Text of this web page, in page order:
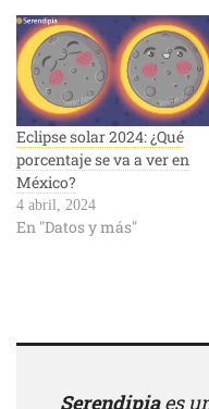
Eclipse solar 2024: ¿Qué
porcentaje se va a ver en
México?
4 abril, 2024
En "Datos y más"
Serendipiaes